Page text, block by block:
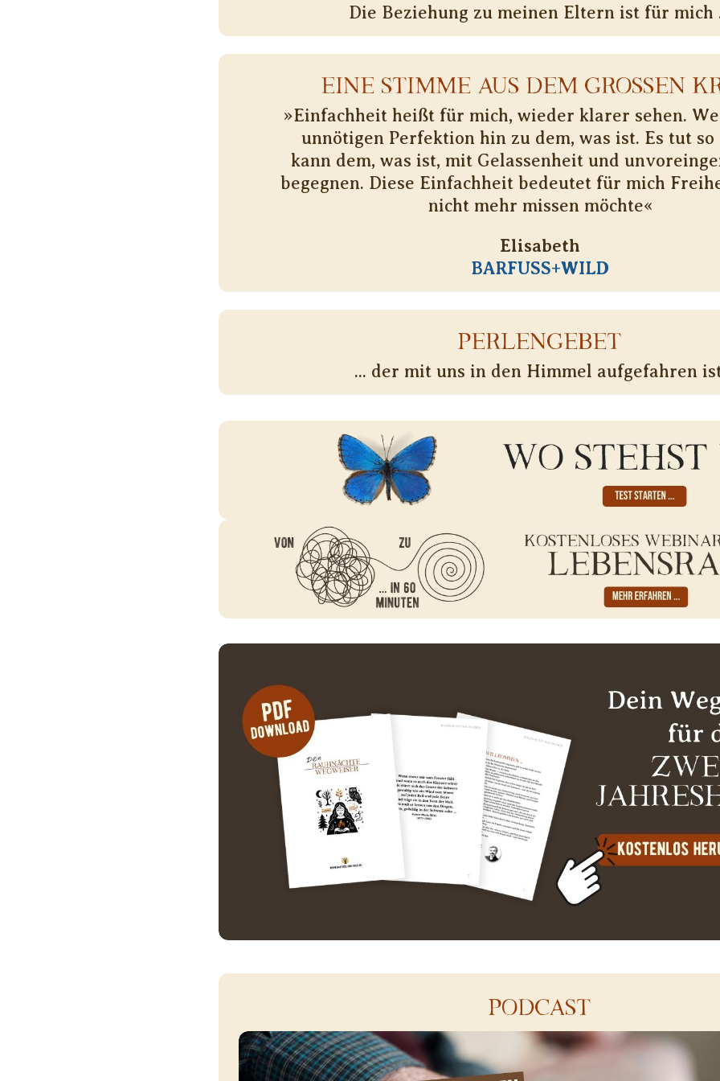
Die Beziehung zu meinen Eltern ist für mich
EINE STIMME AUS DEM GROSSEN
»Einfachheit heißt für mich, wieder klarer sehen.
unnötigen Perfektion hin zu dem, was ist. Es tut so
kann dem, was ist, mit Gelassenheit und
begegnen. Diese Einfachheit bedeutet für mich
nicht mehr missen möchte«
Elisabeth
BARFUSS+WILD
PERLENGEBET
... der mit uns in den Himmel aufgefahren
PODCAST